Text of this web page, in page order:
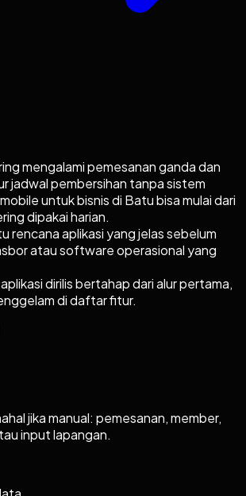
mengalami pemesanan ganda dan
jadwal pembersihan tanpa sistem
untuk bisnis di Batu bisa mulai dari
dipakai harian.
rencana aplikasi yang jelas sebelum
atau software operasional yang
dirilis bertahap dari alur pertama,
di daftar fitur.
jika manual: pemesanan, member,
input lapangan.